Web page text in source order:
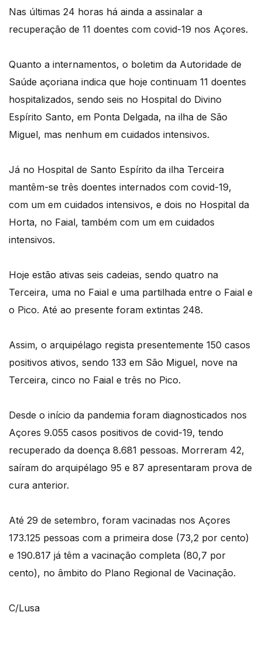
Nas últimas 24 horas há ainda a assinalar a
recuperação de 11 doentes com covid-19 nos Açores.
Quanto a internamentos, o boletim da Autoridade de
Saúde açoriana indica que hoje continuam 11 doentes
hospitalizados, sendo seis no Hospital do Divino
Espírito Santo, em Ponta Delgada, na ilha de São
Miguel, mas nenhum em cuidados intensivos.
Já no Hospital de Santo Espírito da ilha Terceira
mantêm-se três doentes internados com covid-19,
com um em cuidados intensivos, e dois no Hospital da
Horta, no Faial, também com um em cuidados
intensivos.
Hoje estão ativas seis cadeias, sendo quatro na
Terceira, uma no Faial e uma partilhada entre o Faial e
o Pico. Até ao presente foram extintas 248.
Assim, o arquipélago regista presentemente 150 casos
positivos ativos, sendo 133 em São Miguel, nove na
Terceira, cinco no Faial e três no Pico.
Desde o início da pandemia foram diagnosticados nos
Açores 9.055 casos positivos de covid-19, tendo
recuperado da doença 8.681 pessoas. Morreram 42,
saíram do arquipélago 95 e 87 apresentaram prova de
cura anterior.
Até 29 de setembro, foram vacinadas nos Açores
173.125 pessoas com a primeira dose (73,2 por cento)
e 190.817 já têm a vacinação completa (80,7 por
cento), no âmbito do Plano Regional de Vacinação.
C/Lusa